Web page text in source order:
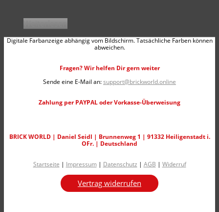
Digitale Farbanzeige abhängig vom Bildschirm. Tatsächliche Farben können
abweichen.
Fragen? Wir helfen Dir gern weiter
Sende eine E-Mail an:support@brickworld.online
Zahlung per PAYPAL oder Vorkasse-Überweisung
BRICK WORLD | Daniel Seidl | Brunnenweg 1 | 91332 Heiligenstadt i.
OFr. | Deutschland
Startseite | Impressum | Datenschutz | AGB | Widerruf
Vertrag widerrufen